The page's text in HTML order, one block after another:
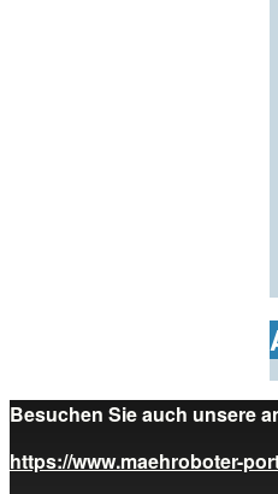
Besuchen Sie auch unsere
https://www.maehroboter-